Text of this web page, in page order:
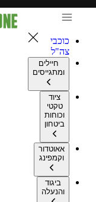
כוכבי
צה"ל
חיילים
ומתגייסים
ציוד
טקטי
וכוחות
ביטחון
אאוטדור
וקמפינג
ביגוד
והנעלה